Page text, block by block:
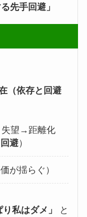
先手回避」
（依存と回避
失望→距離化
避）
が揺らぐ）
り私はダメ」
と